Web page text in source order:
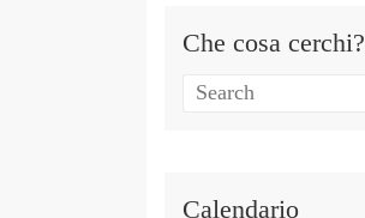
Che cosa cerchi?
Calendario